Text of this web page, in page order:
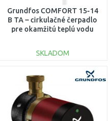
Grundfos COMFORT 15-14
B TA – cirkulačné čerpadlo
pre okamžitú teplú vodu
SKLADOM
DO KOŠÍKA
Porovnať